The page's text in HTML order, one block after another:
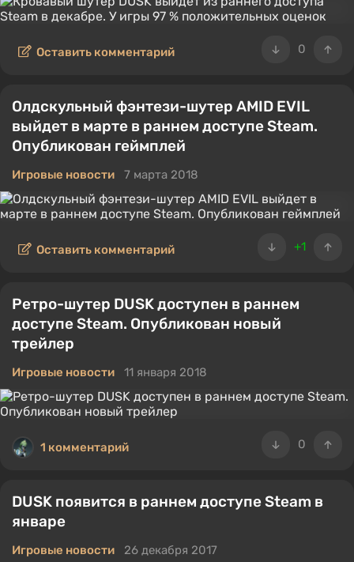
0
Оставить комментарий
Олдскульный фэнтези-шутер AMID EVIL
выйдет в марте в раннем доступе Steam.
Опубликован геймплей
Игровые новости 7 марта 2018
+1
Оставить комментарий
Ретро-шутер DUSK доступен в раннем
доступе Steam. Опубликован новый
трейлер
Игровые новости 11 января 2018
0
1 комментарий
DUSK появится в раннем доступе Steam в
январе
Игровые новости 26 декабря 2017